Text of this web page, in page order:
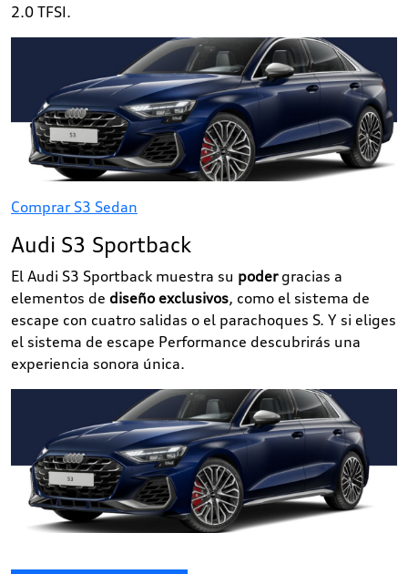
2.0 TFSI.
Comprar S3 Sedan
Audi S3 Sportback
El Audi S3 Sportback muestra su podergracias a
elementos de diseño exclusivos, como el sistema de
escape con cuatro salidas o el parachoques S. Y si eliges
el sistema de escape Performance descubrirás una
experiencia sonora única.